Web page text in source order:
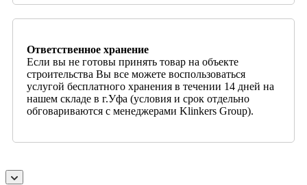
Ответственное хранение
Если вы не готовы принять товар на объекте
строительства Вы все можете воспользоваться
услугой бесплатного хранения в течении 14 дней на
нашем складе в г.Уфа (условия и срок отдельно
обговариваются с менеджерами Klinkers Group).